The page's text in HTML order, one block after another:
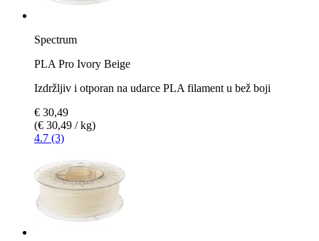
Spectrum
PLA Pro Ivory Beige
Izdržljiv i otporan na udarce PLA filament u bež boji
€ 30,49
(€ 30,49 / kg)
4.7 (3)